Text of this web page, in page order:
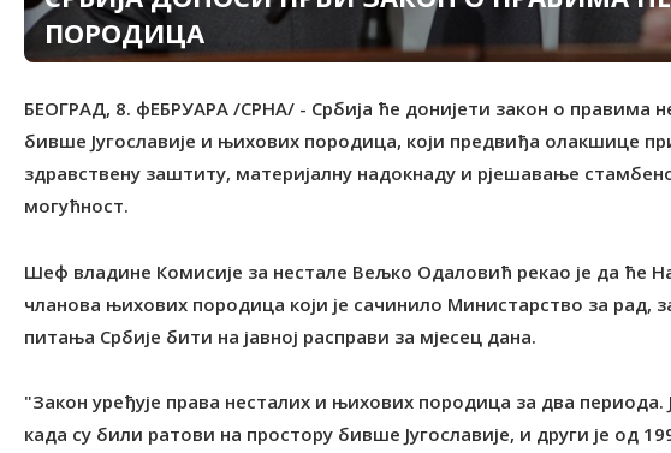
ПОРОДИЦА
БЕОГРАД, 8. фЕБРУАРА /СРНА/ - Србија ће донијети закон о правима
бивше Југославије и њихових породица, који предвиђа олакшице
здравствену заштиту, материјалну надокнаду и рјешавање
могућност.
Шеф владине Комисије за нестале Вељко Одаловић рекао је да ће
чланова њихових породица који је сачинило Министарство за рад,
питања Србије бити на јавној расправи за мјесец дана.
"Закон уређује права несталих и њихових породица за два периода.
када су били ратови на простору бивше Југославије, и други је од